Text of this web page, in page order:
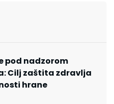
pod nadzorom
Cilj zaštita zdravlja
hrane